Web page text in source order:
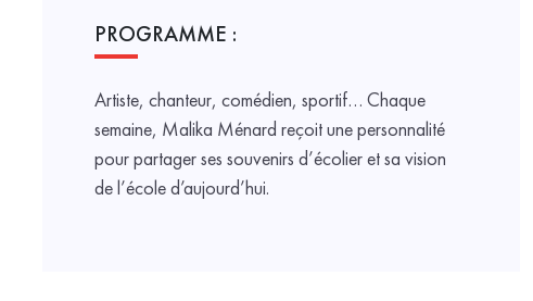
PROGRAMME :
Artiste, chanteur, comédien, sportif… Chaque
semaine, Malika Ménard reçoit une personnalité
pour partager ses souvenirs d’écolier et sa vision
de l’école d’aujourd’hui.